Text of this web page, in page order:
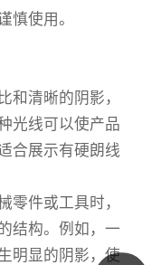
慎使用。
和清晰的阴影，
光线可以使产品
合展示有硬朗线
零件或工具时，
结构。例如，一
明显的阴影，使